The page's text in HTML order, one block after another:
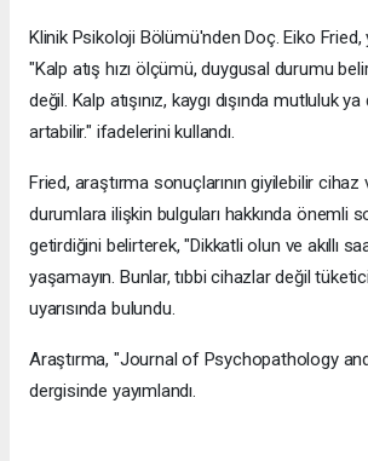
Klinik Psikoloji Bölümü'nden Doç. Eiko Fried,
"Kalp atış hızı ölçümü, duygusal durumu
değil. Kalp atışınız, kaygı dışında mutluluk
artabilir." ifadelerini kullandı.
Fried, araştırma sonuçlarının giyilebilir
durumlara ilişkin bulguları hakkında önemli
getirdiğini belirterek, "Dikkatli olun ve akıllı
yaşamayın. Bunlar, tıbbi cihazlar değil
uyarısında bulundu.
Araştırma, "Journal of Psychopathology
dergisinde yayımlandı.